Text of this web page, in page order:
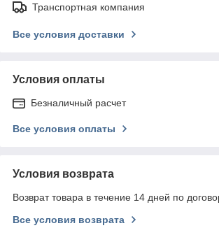
Транспортная компания
Все условия доставки
Условия оплаты
Безналичный расчет
Все условия оплаты
Условия возврата
Возврат товара в течение 14 дней по
Все условия возврата